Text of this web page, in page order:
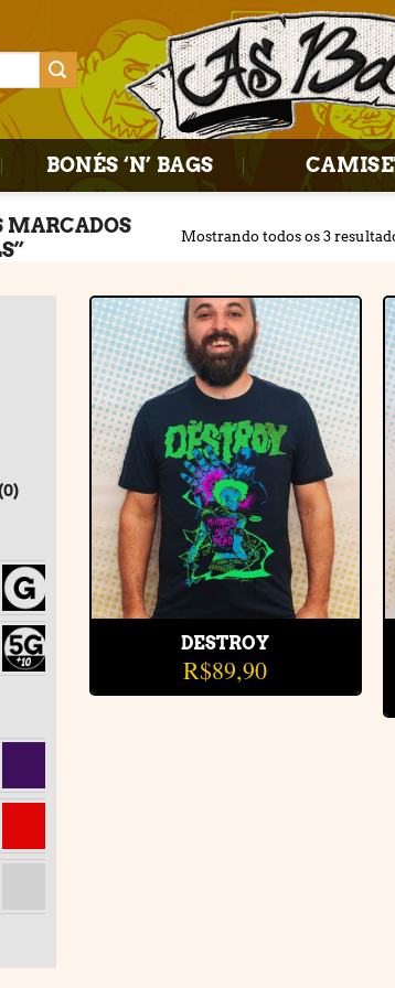
BONÉS ‘N’ BAGS
MARCADOS
Mostrando todos os 3
'
'
Adicionar
à lista de
desejos
DESTROY
R$89,90